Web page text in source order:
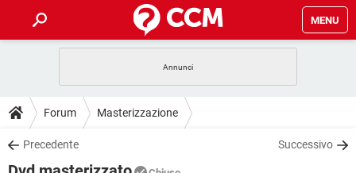
MENU
INTRATTENIMENTO ANDROID
iOS
GUIDE
COVID-19
DOWNLOAD
Forum Masterizzazione
Precedente Successivo